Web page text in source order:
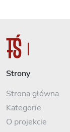
Strony
Strona główna
Kategorie
O projekcie